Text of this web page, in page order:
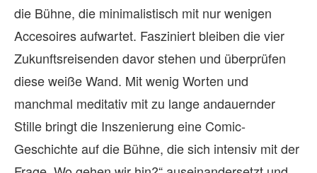
die Bühne, die minimalistisch mit nur wenigen
Accesoires aufwartet. Fasziniert bleiben die vier
Zukunftsreisenden davor stehen und überprüfen
diese weiße Wand. Mit wenig Worten und
manchmal meditativ mit zu lange andauernder
Stille bringt die Inszenierung eine Comic-
Geschichte auf die Bühne, die sich intensiv mit der